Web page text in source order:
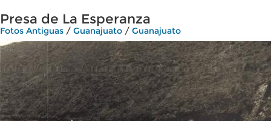
Presa de La Esperanza
Fotos Antiguas / Guanajuato / Guanajuato